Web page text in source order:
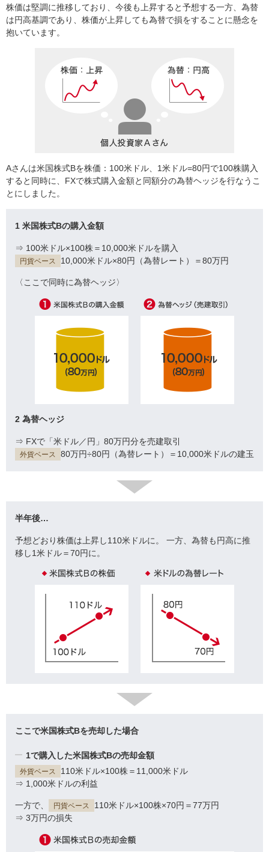
株価は堅調に推移しており、今後も上昇すると予想する一方、為替
は円高基調であり、株価が上昇しても為替で損をすることに懸念を
抱いています。
Aさんは米国株式Bを株価：100米ドル、1米ドル=80円で100株購入
すると同時に、FXで株式購入金額と同額分の為替ヘッジを行なうこ
とにしました。
1 米国株式Bの購入金額
⇒ 100米ドル×100株＝10,000米ドルを購入
円貨ベース 10,000米ドル×80円（為替レート）＝80万円
〈ここで同時に為替ヘッジ〉
2 為替ヘッジ
⇒ FXで「米ドル／円」80万円分を売建取引
外貨ベース 80万円÷80円（為替レート）＝10,000米ドルの建玉
半年後…
予想どおり株価は上昇し110米ドルに。
一方、為替も円高に推
移し1米ドル＝70円に。
ここで米国株式Bを売却した場合
1で購入した米国株式Bの売却金額
外貨ベース
110米ドル×100株＝11,000米ドル
⇒ 1,000米ドルの利益
一方で、 円貨ベース
110米ドル×100株×70円＝77万円
⇒ 3万円の損失